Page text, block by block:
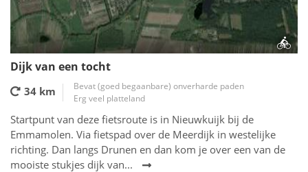
Dijk van een tocht
34 km
Bevat (goed begaanbare) onverharde paden
Erg veel platteland
Startpunt van deze fietsroute is in Nieuwkuijk bij de
Emmamolen. Via fietspad over de Meerdijk in westelijke
richting. Dan langs Drunen en dan kom je over een van de
mooiste stukjes dijk van...